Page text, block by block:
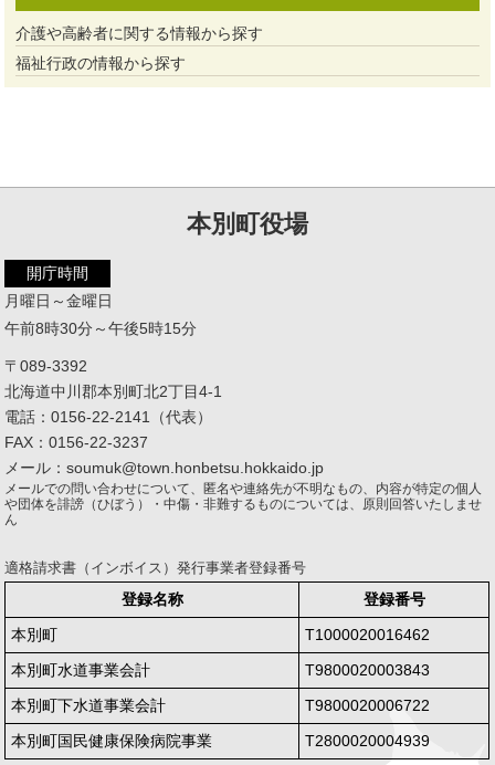
介護や高齢者に関する情報から探す
福祉行政の情報から探す
本別町役場
開庁時間
月曜日～金曜日
午前8時30分～午後5時15分
〒089-3392
北海道中川郡本別町北2丁目4-1
電話：0156-22-2141（代表）
FAX：0156-22-3237
メール：soumuk@town.honbetsu.hokkaido.jp
メールでの問い合わせについて、匿名や連絡先が不明なもの、内容が特定の個人
や団体を誹謗（ひぼう）・中傷・非難するものについては、原則回答いたしませ
ん
適格請求書（インボイス）発行事業者登録番号
登録名称
登録番号
本別町
T1000020016462
本別町水道事業会計
T9800020003843
本別町下水道事業会計
T9800020006722
本別町国民健康保険病院事業
T2800020004939